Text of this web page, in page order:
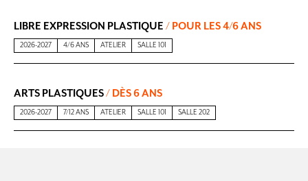
LIBRE EXPRESSION PLASTIQUE / POUR LES 4/6 ANS
2026-2027 4/6 ANS ATELIER SALLE 101
ARTS PLASTIQUES/ DÈS 6 ANS
2026-2027 7/12 ANS ATELIER SALLE 101 SALLE 202